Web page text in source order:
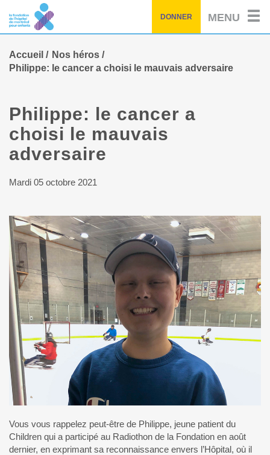
contenu
DONNER MENU
Accueil
Nos héros
Philippe: le cancer a choisi le mauvais adversaire
Philippe: le cancer a
choisi le mauvais
adversaire
Mardi 05 octobre 2021
Vous vous rappelez peut-être de Philippe, jeune patient du
Children qui a participé au Radiothon de la Fondation en août
dernier, en exprimant sa reconnaissance envers l’Hôpital, où il